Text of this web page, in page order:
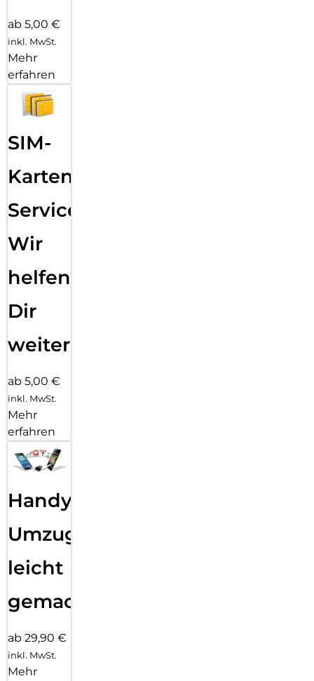
ab 5,00 €
inkl. MwSt.
Mehr
erfahren
SIM-
Karten
Service:
Wir
helfen
Dir
weiter
ab 5,00 €
inkl. MwSt.
Mehr
erfahren
Handy
Umzug
leicht
gemacht!
ab 29,90 €
inkl. MwSt.
Mehr